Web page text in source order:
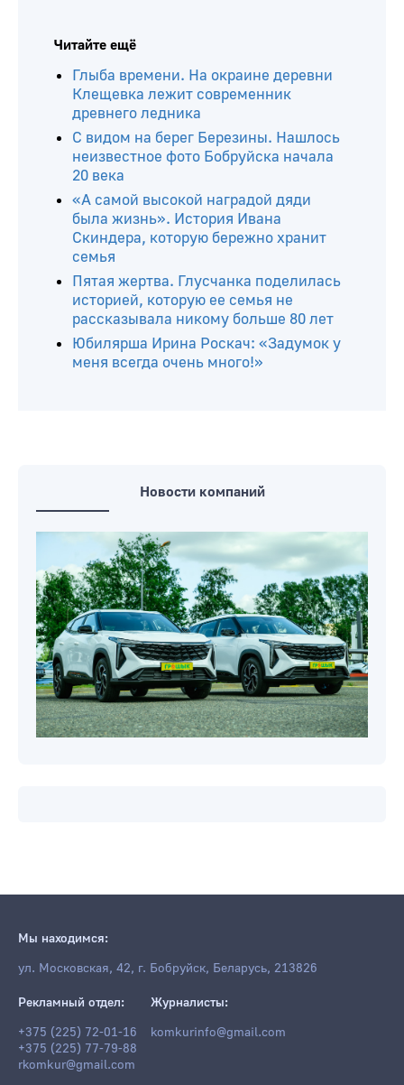
Читайте ещё
Глыба времени. На окраине деревни
Клещевка лежит современник
древнего ледника
С видом на берег Березины. Нашлось
неизвестное фото Бобруйска начала
20 века
«А самой высокой наградой дяди
была жизнь». История Ивана
Скиндера, которую бережно хранит
семья
Пятая жертва. Глусчанка поделилась
историей, которую ее семья не
рассказывала никому больше 80 лет
Юбилярша Ирина Роскач: «Задумок у
меня всегда очень много!»
Новости компаний
Мы находимся:
ул. Московская, 42, г. Бобруйск, Беларусь, 213826
Рекламный отдел:
+375 (225) 72-01-16
+375 (225) 77-79-88
rkomkur@gmail.com
Журналисты:
komkurinfo@gmail.com